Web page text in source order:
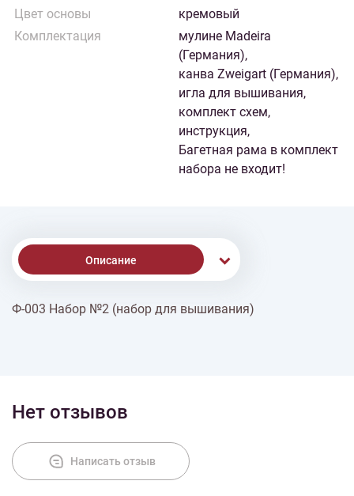
Цвет основы
кремовый
Комплектация
мулине Madeira
(Германия),
канва Zweigart (Германия),
игла для вышивания,
комплект схем,
инструкция,
Багетная рама в комплект
набора не входит!
Описание
Доставка
Ф-003 Набор №2 (набор для вышивания)
Нет отзывов
Написать отзыв